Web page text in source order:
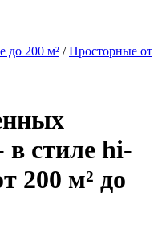
до 200 м² /Просторные от
в стиле hi-
200 м² до